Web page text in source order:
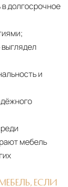
долгосрочное
и
мебель
ЕСЛИ